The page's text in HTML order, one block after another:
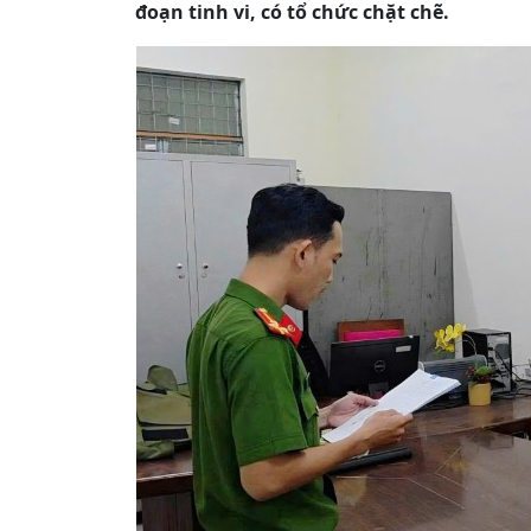
đoạn tinh vi, có tổ chức chặt chẽ.